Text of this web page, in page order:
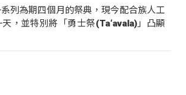
列為期四個月的祭典，現今配合族人工
，並特別將「勇士祭(Ta‘avala)」凸顯